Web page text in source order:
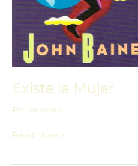
Existe la Mujer
Por seoweb
Read More »